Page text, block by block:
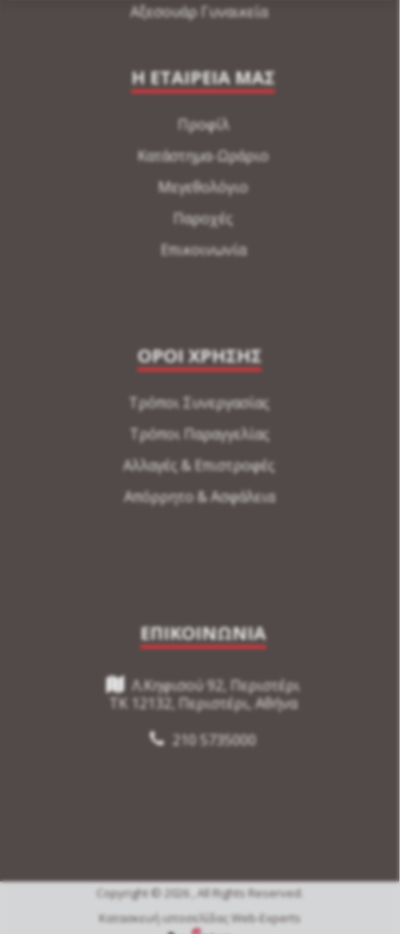
Αξεσουάρ Γυναικεία
Η ΕΤΑΙΡΕΙΑ ΜΑΣ
Προφίλ
Κατάστημα-Ωράριο
Μεγεθολόγιο
Παροχές
Επικοινωνία
ΟΡΟΙ ΧΡΗΣΗΣ
Τρόποι Συνεργασίας
Τρόποι Παραγγελίας
Αλλαγές & Επιστροφές
Απόρρητο & Ασφάλεια
ΕΠΙΚΟΙΝΩΝΙΑ
Λ.Κηφισού 92, Περιστέρι
TK 12132, Περιστέρι, Αθήνα
210 5735000
Copyright © 2026 , All Rights Reserved.
Κατασκευή ιστοσελίδας Web-Experts